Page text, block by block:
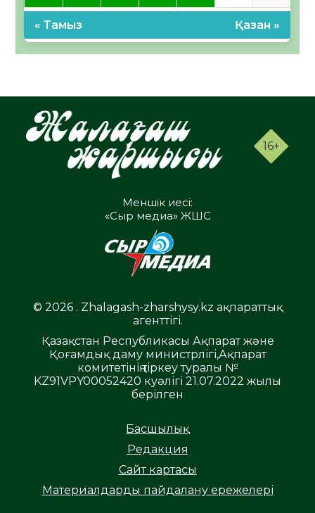
« Тамыз Қазан »
16+
Меншік иесі:
«Сыр медиа» ЖШС
© 2026 . Zhalagash-zharshysy.kz ақпараттық
агенттігі.
Қазақстан Республикасы Ақпарат және
Қоғамдық даму министрлігі,Ақпарат
комитетінің тіркеу туралы №
KZ91VPY00052420 куәлігі 21.07.2022 жылы
берілген
Басшылық
Редакция
Сайт картасы
Материалдарды пайдалану ережелері